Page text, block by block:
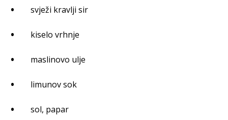
svježi kravlji sir
kiselo vrhnje
maslinovo ulje
limunov sok
sol, papar